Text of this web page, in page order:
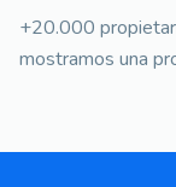
+20.000
mostramos una